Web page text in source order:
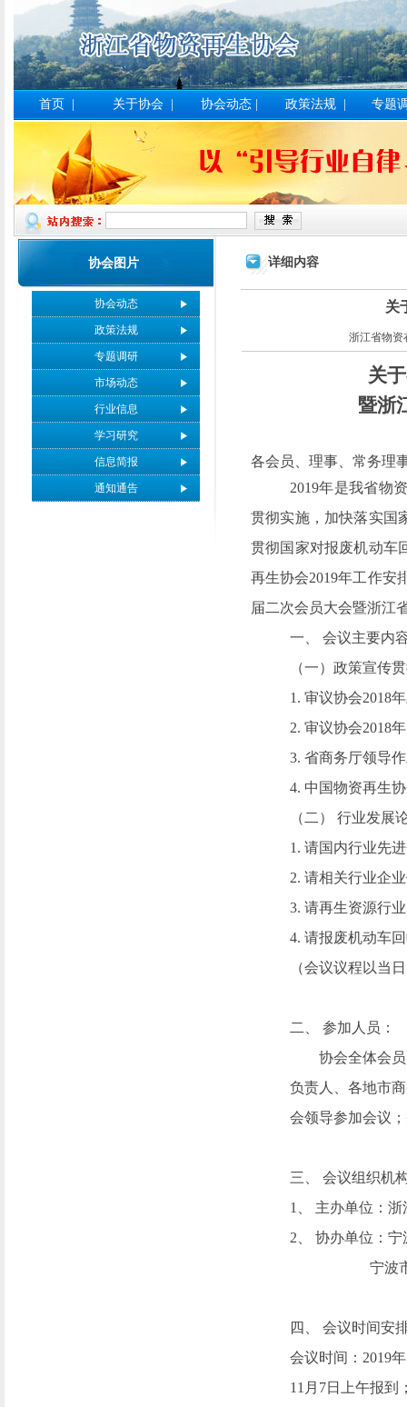
首页 关于协会 协会动态 政策法规 专题
协会图片
协会动态
政策法规
专题调研
市场动态
行业信息
学习研究
信息简报
通知通告
详细内容
关
浙江省物资
关
暨浙
各会员、理事、常务理
2019年是我省物
贯彻实施，加快落实国
贯彻国家对报废机动车
再生协会2019年工作安
届二次会员大会暨浙江
一、 会议主要内
（一）政策宣传
1. 审议协会2018
2. 审议协会2018
3. 省商务厅领导
4. 中国物资再生
（二）行业发展
1.请国内行业先
2.请相关行业企
3.请再生资源行
4.请报废机动车
（会议议程以当
二、 参加人员：
协会全体会
负责人、各地市
会领导参加会议
三、 会议组织机
1、 主办单位：
2、 协办单位：宁
宁波
四、 会议时间安
会议时间： 2019年
11 月 7日上午报到